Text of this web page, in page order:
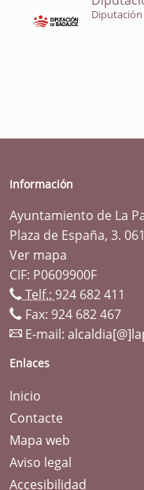
Información
Ayuntamiento de La
Plaza de España, 3.
Ver mapa
CIF: P0609900F
Telf.: 924 682 411
Fax: 924 682 467
E-mail:
Enlaces
Inicio
Contacte
Mapa web
Aviso legal
Accesibilidad